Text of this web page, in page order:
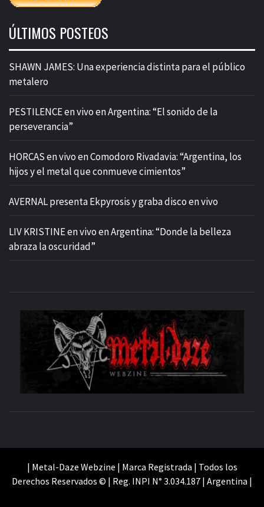
ÚLTIMOS POSTEOS
SHAWN JAMES: Una experiencia distinta para el público
metalero
PESTILENCE en vivo en Argentina: “El sonido de la
perseverancia”
HORCAS en vivo en Comodoro Rivadavia: “Argentina, los
hijos y el metal que conmueve cimientos”
AVERNAL presenta Ekpyrosis y graba disco en vivo
LIV KRISTINE en vivo en Argentina: “Donde la belleza
abraza la oscuridad”
| Metal-Daze Webzine | Marca Registrada | Todos los
Derechos Reservados © | Reg. INPI N° 3.034.187 | Argentina |